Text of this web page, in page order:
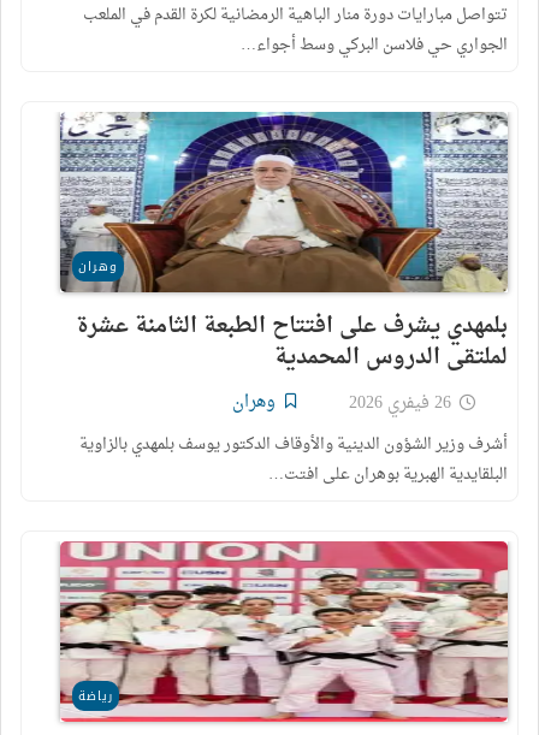
تتواصل مبارايات دورة منار الباهية الرمضانية لكرة القدم في الملعب
الجواري حي فلاسن البركي وسط أجواء…
وهران
بلمهدي يشرف على افتتاح الطبعة الثامنة عشرة
لملتقى الدروس المحمدية
26 فيفري 2026 وهران
أشرف وزير الشؤون الدينية والأوقاف الدكتور يوسف بلمهدي بالزاوية
البلقايدية الهبرية بوهران على افتت…
رياضة